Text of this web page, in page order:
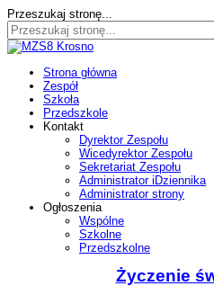
Przeszukaj stronę...
Strona główna
Zespół
Szkoła
Przedszkole
Kontakt
Dyrektor Zespołu
Wicedyrektor Zespołu
Sekretariat Zespołu
Administrator iDziennika
Administrator strony
Ogłoszenia
Wspólne
Szkolne
Przedszkolne
Życzenie